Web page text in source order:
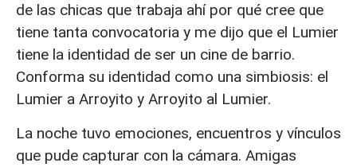
de las chicas que trabaja ahí por qué cree que
tiene tanta convocatoria y me dijo que el Lumier
tiene la identidad de ser un cine de barrio.
Conforma su identidad como una simbiosis: el
Lumier a Arroyito y Arroyito al Lumier.
La noche tuvo emociones, encuentros y vínculos
que pude capturar con la cámara. Amigas